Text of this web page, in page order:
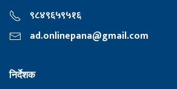
९८४९६५९५१६
ad.onlinepana@gmail.com
निर्देशक